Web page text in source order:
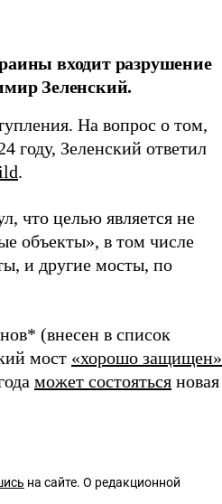
входит разрушение
Зеленский.
На вопрос о том,
году, Зеленский ответил
.
что целью является не
объекты», в том числе
и другие мосты, по
(внесен в список
мост «хорошо защищен»
может состояться новая
на сайте. О редакционной